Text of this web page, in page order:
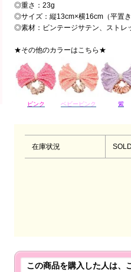
◎重さ：23g
◎サイズ：縦13cm×横16cm（平置
◎素材：ビンテージサテン、ストレ
★その他のカラーはこちら★
ピンク ベビーピンク 紫
在庫状況
この商品を購入した人は、